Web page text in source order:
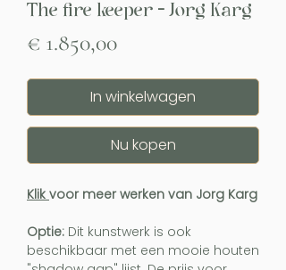
The fire keeper - Jorg Karg
€ 1.850,00Prijs
In winkelwagen
Nu kopen
Klik voor meer werken van Jorg Karg
Optie: Dit kunstwerk is ook
beschikbaar met een mooie houten